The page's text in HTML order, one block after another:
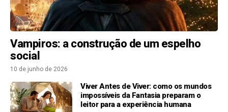
Vampiros: a construção de um espelho
social
10 de junho de 2026
Viver Antes de Viver: como os mundos
impossíveis da Fantasia preparam o
leitor para a experiência humana